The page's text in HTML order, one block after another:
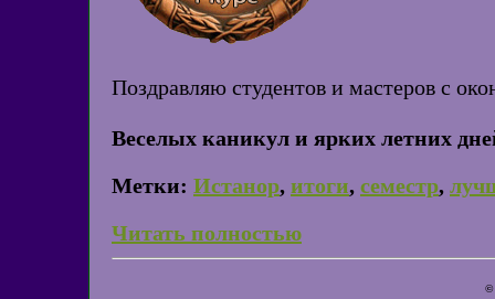
Поздравляю студентов и мастеров с
Веселых каникул и ярких летних
Метки: Истанор, итоги, семестр,
Читать полностью
©